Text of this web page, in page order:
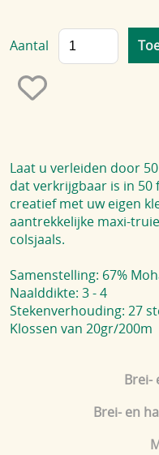
Brei-
Brei- en
Aantal
Laat u verleiden door
dat verkrijgbaar is in 50
creatief met uw eigen
aantrekkelijke maxi-
colsjaals.
Samenstelling: 67%
Naalddikte: 3 - 4
Stekenverhouding: 27
Klossen van 20gr/200m